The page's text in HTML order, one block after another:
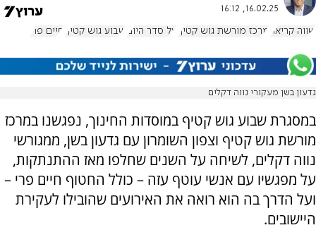
16.02.25, 16:12
שווה קריאה מרכז מורשת גוש קטיף על סדר היום שבוע גוש קטיף חיים פרי
גדעון בשן מעקורי נווה דקלים
במסגרת שבוע גוש קטיף במוסדות החינוך, נפגשנו במרכז
מורשת גוש קטיף וצפון השומרון עם גדעון בשן, ממגורשי
נווה דקלים, לשיחה על השנים שחלפו מאז ההתנתקות,
על מפגשיו עם אנשי עוטף עזה – כולל החטוף חיים פרי –
ועל הדרך בה הוא רואה את האירועים שהובילו לעקירת
היישובים.